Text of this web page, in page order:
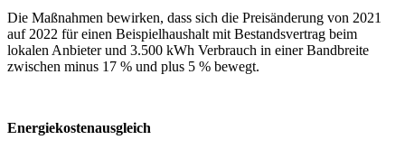
Die Maßnahmen bewirken, dass sich die Preisänderung von 2021
auf 2022 für einen Beispielhaushalt mit Bestandsvertrag beim
lokalen Anbieter und 3.500 kWh Verbrauch in einer Bandbreite
zwischen minus 17 % und plus 5 % bewegt.
Energiekostenausgleich